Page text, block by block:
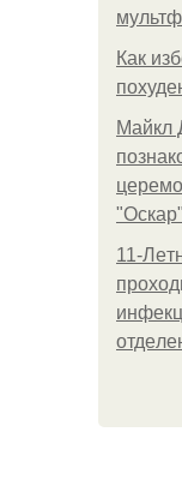
Как
Майкл
11-